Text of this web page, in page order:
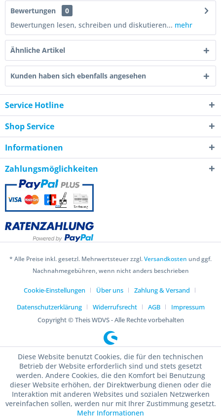
Bewertungen
0
Bewertungen lesen, schreiben und diskutieren... mehr
Ähnliche Artikel
Kunden haben sich ebenfalls angesehen
Service Hotline
Shop Service
Informationen
Zahlungsmöglichkeiten
* Alle Preise inkl. gesetzl. Mehrwertsteuer zzgl.Versandkosten und ggf.
Nachnahmegebühren, wenn nicht anders beschrieben
Cookie-Einstellungen Über uns
Zahlung & Versand
Datenschutzerklärung
Widerrufsrecht AGB
Impressum
Copyright © Theis WDVS - Alle Rechte vorbehalten
Diese Website benutzt Cookies, die für den technischen
Betrieb der Website erforderlich sind und stets gesetzt
werden. Andere Cookies, die den Komfort bei Benutzung
dieser Website erhöhen, der Direktwerbung dienen oder die
Interaktion mit anderen Websites und sozialen Netzwerken
vereinfachen sollen, werden nur mit Ihrer Zustimmung gesetzt.
Mehr Informationen